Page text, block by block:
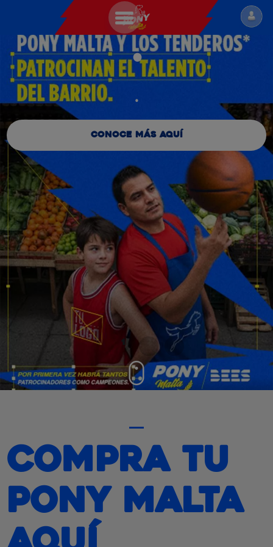
MALTAS .
.
Conoce más aquí
1 3
Compra tu
Pony Malta